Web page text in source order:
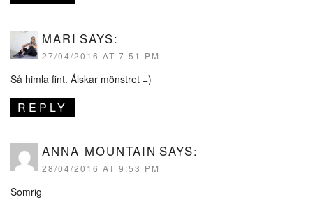
MARI SAYS:
27/04/2016 AT 7:51 PM
Så himla fint. Älskar mönstret =)
REPLY
ANNA MOUNTAIN SAYS:
28/04/2016 AT 9:53 PM
Somrig